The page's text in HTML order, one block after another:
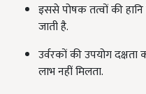
इससे पोषक तत्वों की
जाती है.
उर्वरकों की उपयोग
लाभ नहीं मिलता.